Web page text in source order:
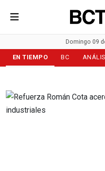
Domingo 09
EN TIEMPO BC